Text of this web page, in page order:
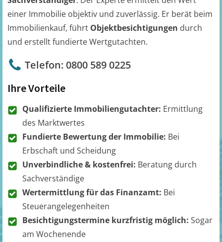
einer Immobilie objektiv und zuverlässig. Er berät beim
Immobilienkauf, führt Objektbesichtigungen durch
und erstellt fundierte Wertgutachten.
Telefon: 0800 589 0225
Ihre Vorteile
Qualifizierte Immobiliengutachter: Ermittlung
des Marktwertes
Fundierte Bewertung der Immobilie: Bei
Erbschaft und Scheidung
Unverbindliche & kostenfrei: Beratung durch
Sachverständige
Wertermittlung für das Finanzamt: Bei
Steuerangelegenheiten
Besichtigungstermine kurzfristig möglich: Sogar
am Wochenende